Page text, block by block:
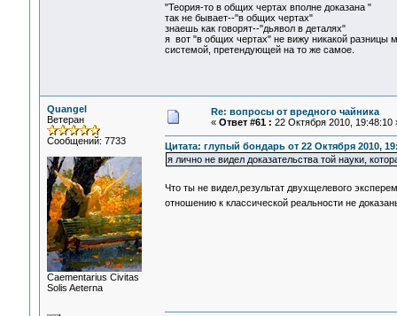
"Теория-то в общих чертах вполне доказана "
так не бывает--"в общих чертах"
знаешь как говорят--"дьявол в деталях"
я вот "в общих чертах" не вижу никакой разницы
системой, претендующей на то же самое.
Quangel
Ветеран
Сообщений: 7733
Сaementarius Civitas
Solis Aeterna
Re: вопросы от вредного чайника
« Ответ #61 : 22 Октября 2010, 19:48:10
Цитата: глупый бондарь от 22 Октября 2010,
я лично не видел доказательства той науки,
Что ты не видел,результат двухщелевого
отношению к классической реальности не